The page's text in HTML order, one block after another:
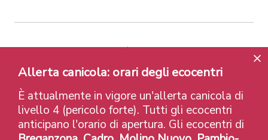
Contatti Liens
Avis légal
Politique de confidentialité
Labels et Distinctions
Credits
© 2026 Città di Lugano
Allerta canicola: orari degli ecocentri
È attualmente in vigore un'allerta canicola di
livello 4 (pericolo forte). Tutti gli ecocentri
anticipano l'orario di apertura. Gli ecocentri di